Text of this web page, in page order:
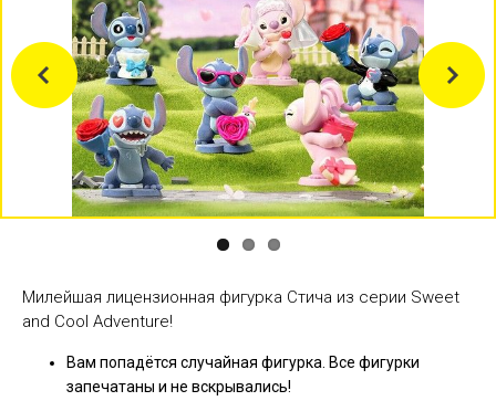
Previous
Милейшая лицензионная фигурка Стича из серии Sweet
and Cool Adventure!
Вам попадётся случайная фигурка. Все фигурки
запечатаны и не вскрывались!